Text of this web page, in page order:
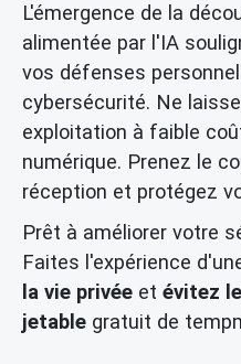
L'émergence de la
alimentée par l'IA
vos défenses
cybersécurité. Ne
exploitation à faible
numérique. Prenez le
réception et protégez
Prêt à améliorer votre
Faites l'expérience
la vie privée et évitez
jetable gratuit de